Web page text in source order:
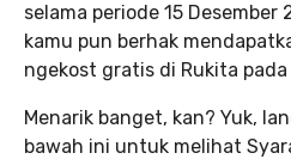
selama periode 15
kamu pun berhak
ngekost gratis di Rukita
Menarik banget, kan? Yuk,
bawah ini untuk melihat